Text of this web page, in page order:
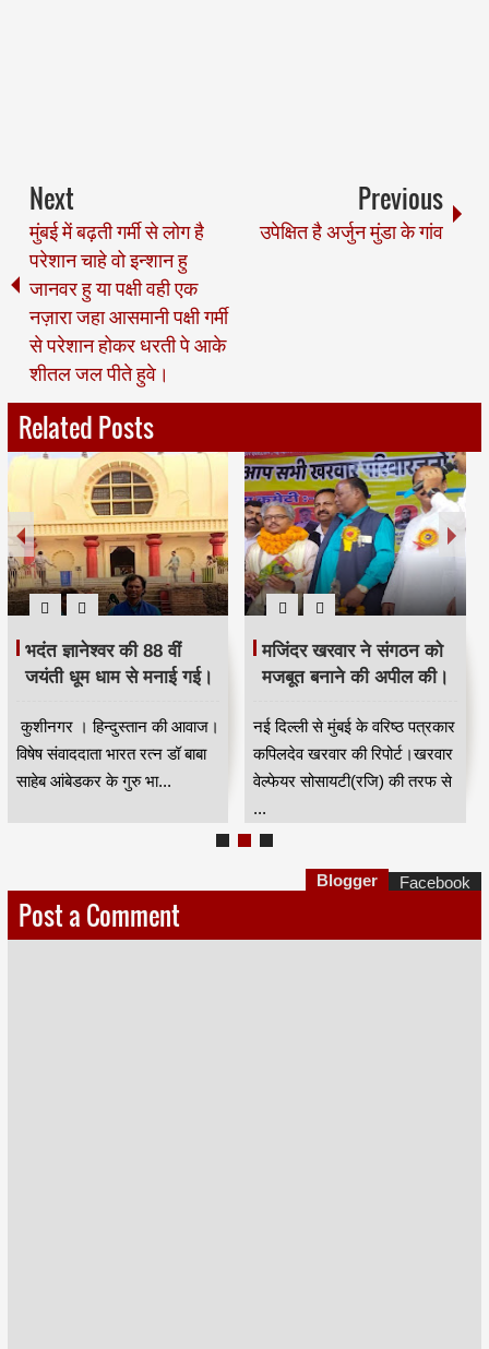
Next
मुंबई में बढ़ती गर्मी से लोग है
परेशान चाहे वो इन्शान हु
जानवर हु या पक्षी वही एक
नज़ारा जहा आसमानी पक्षी गर्मी
से परेशान होकर धरती पे आके
शीतल जल पीते हुवे।
Previous
उपेक्षित है अर्जुन मुंडा के गांव
Related Posts
भदंत ज्ञानेश्वर की 88 वीं
जयंती धूम धाम से मनाई गई।
कुशीनगर । हिन्दुस्तान की आवाज।
विषेष संवाददाता भारत रत्न डॉ बाबा
साहेब आंबेडकर के गुरु भा...
मजिंदर खरवार ने संगठन को
मजबूत बनाने की अपील की।
नई दिल्ली से मुंबई के वरिष्ठ पत्रकार
कपिलदेव खरवार की रिपोर्ट।खरवार
वेल्फेयर सोसायटी(रजि) की तरफ से
...
Post a Comment
Blogger Facebook